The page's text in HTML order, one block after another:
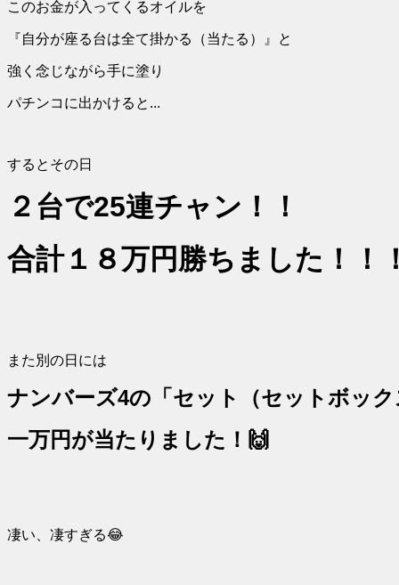
このお金が入ってくるオイルを
『自分が座る台は全て掛かる（当たる）』と
強く念じながら手に塗り
パチンコに出かけると...
するとその日
２台で25連チャン！！
合計１８万円勝ちました！！
また別の日には
ナンバーズ4の「セット（セットボッ
一万円が当たりました！🙌
凄い、凄すぎる😂